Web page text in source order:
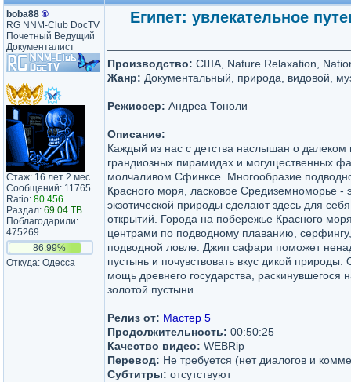
boba88 ®
RG NNM-Club DocTV
Почетный Ведущий
Документалист
Стаж: 16 лет 2 мес.
Сообщений: 11765
Ratio: 80.456
Раздал: 69.04 TB
Поблагодарили:
475269
86.99%
Откуда: Одесса
Египет: увлекательное
Производство: США, Nature Relaxation,
Жанр: Документальный, природа, видовой,
Режиссер: Андреа Тоноли
Описание:
Каждый из нас с детства наслышан о далеком
грандиозных пирамидах и могущественных
молчаливом Сфинксе. Многообразие
Красного моря, ласковое Средиземноморье -
экзотической природы сделают здесь для
открытий. Города на побережье Красного
центрами по подводному плаванию,
подводной ловле. Джип сафари поможет
пустынь и почувствовать вкус дикой природы.
мощь древнего государства, раскинувшегося
золотой пустыни.
Релиз от: Мастер 5
Продолжительность: 00:50:25
Качество видео: WEBRip
Перевод: Не требуется (нет диалогов и
Субтитры: отсутствуют